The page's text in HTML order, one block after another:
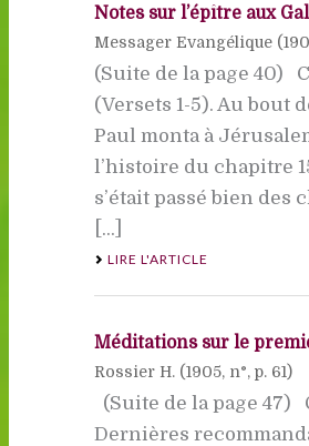
Notes sur l’épître aux
Messager Evangélique (
(Suite de la page 40)
(Versets 1-5). Au bout
Paul monta à
l’histoire du chapitre
s’était passé bien des
[...]
LIRE L'ARTICLE
Méditations sur le
Rossier H. (1905, n°, p. 61)
(Suite de la page 47)
Dernières